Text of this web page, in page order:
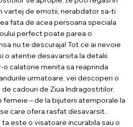
vartej de emotii, nerabdator sa-ti
fata de acea persoana speciala
perfect poate parea o
nu te descuraja! Tot ce ai nevoie
o atentie desavarsita la detalii.
calatorie menita sa reaprinda
urmatoare, vei descoperi o
cadouri de Ziua Indragostitilor,
– de la bijuterii atemporale la
care ofera rasfat desavarsit.
este o visatoare incurabila sau o